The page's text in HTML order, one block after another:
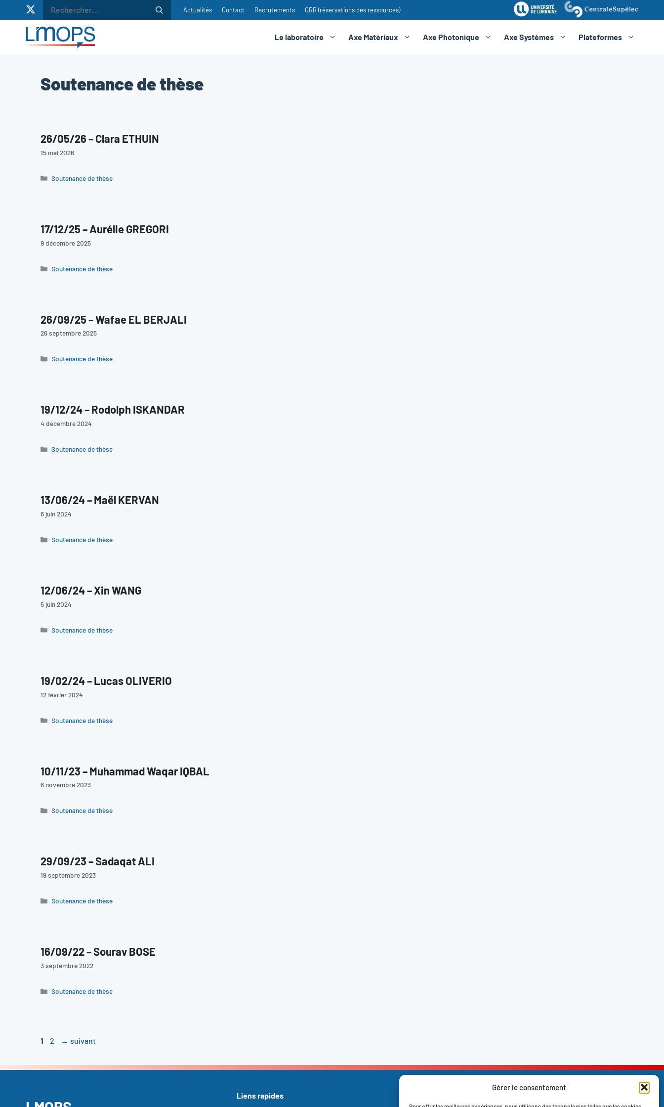
Gérer le consentement
contenu
Actualités
Contact Recrutements GRR (réservations des ressources)
Le laboratoire Axe Matériaux Axe Photonique Axe Systèmes Plateformes
Soutenance de thèse
26/05/26 – Clara ETHUIN
15 mai 2026
Catégories
Soutenance de thèse
17/12/25 – Aurélie GREGORI
9 décembre 2025
Catégories
Soutenance de thèse
26/09/25 – Wafae EL BERJALI
26 septembre 2025
Catégories
Soutenance de thèse
19/12/24 – Rodolph ISKANDAR
4 décembre 2024
Catégories
Soutenance de thèse
13/06/24 – Maël KERVAN
6 juin 2024
Catégories
Soutenance de thèse
12/06/24 – Xin WANG
5 juin 2024
Catégories
Soutenance de thèse
19/02/24 – Lucas OLIVERIO
12 février 2024
Catégories
Soutenance de thèse
10/11/23 – Muhammad Waqar IQBAL
6 novembre 2023
Catégories
Soutenance de thèse
29/09/23 – Sadaqat ALI
19 septembre 2023
Catégories
Soutenance de thèse
16/09/22 – Sourav BOSE
3 septembre 2022
Catégories
Soutenance de thèse
Page
1 Page
2 → suivant
Liens rapides